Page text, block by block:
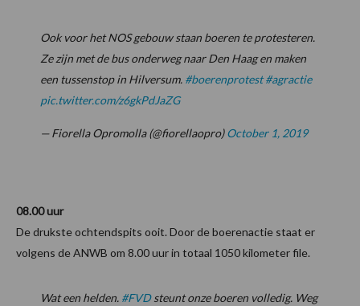
Ook voor het NOS gebouw staan boeren te protesteren.
Ze zijn met de bus onderweg naar Den Haag en maken
een tussenstop in Hilversum. #boerenprotest #agractie
pic.twitter.com/z6gkPdJaZG
— Fiorella Opromolla (@fiorellaopro)October 1, 2019
08.00 uur
De drukste ochtendspits ooit. Door de boerenactie staat er
volgens de ANWB om 8.00 uur in totaal 1050 kilometer file.
Wat een helden. #FVDsteunt onze boeren volledig. Weg